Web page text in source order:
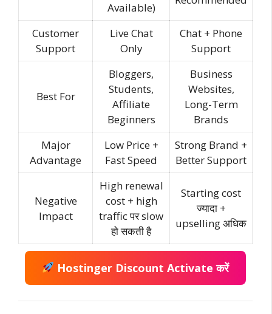
Available)
Customer
Support
Live Chat
Only
Chat + Phone
Support
Best For
Bloggers,
Students,
Affiliate
Beginners
Business
Websites,
Long-Term
Brands
Major
Advantage
Low Price +
Fast Speed
Strong Brand +
Better Support
Negative
Impact
High renewal
cost + high
traffic पर slow
हो सकती है
Starting cost
ज्यादा +
upselling अधिक
Hostinger Discount Activate करें